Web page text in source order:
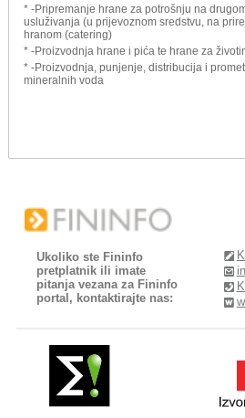
* -Pripremanje hrane za potrošnju na
usluživanja (u prijevoznom sredstvu, na
hranom (catering)
* -Proizvodnja hrane i pića te hrane za
* -Proizvodnja, punjenje, distribucija i
mineralnih voda
Ukoliko ste Fininfo
pretplatnik ili imate
pitanja vezana za Fininfo
portal, kontaktirajte nas: